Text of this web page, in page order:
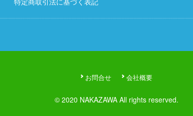
お問合せ 会社概要
© 2020 NAKAZAWA All rights reserved.